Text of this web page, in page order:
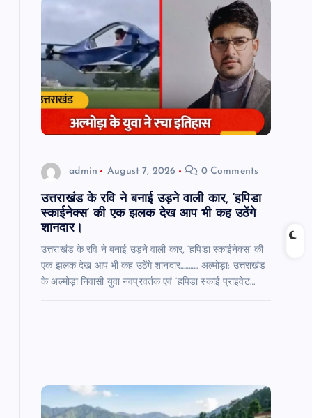
admin August 7, 2026 0 Comments
उत्तराखंड के रवि ने बनाई उड़ने वाली कार, ‘हपिडा
स्काईनेक्स’ की एक झलक देख आप भी कह उठेंगे
शानदार।
उत्तराखंड के रवि ने बनाई उड़ने वाली कार, ‘हपिडा स्काईनेक्स’ की
एक झलक देख आप भी कह उठेंगे शानदार……….. अल्मोड़ा: उत्तराखंड
के अल्मोड़ा निवासी युवा नवप्रवर्तक एवं ‘हपिडा स्काई प्राइवेट…